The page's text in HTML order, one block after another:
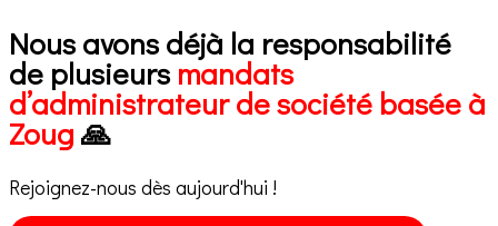
Nous avons déjà la responsabilité
de plusieurs mandats
d’administrateur de société basée à
Zoug 🙏
Rejoignez-nous dès aujourd'hui !